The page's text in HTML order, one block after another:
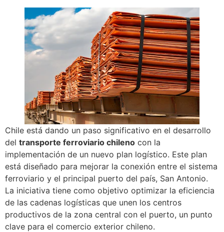
Chile está dando un paso significativo en el desarrollo
del transporte ferroviario chileno con la
implementación de un nuevo plan logístico. Este plan
está diseñado para mejorar la conexión entre el sistema
ferroviario y el principal puerto del país, San Antonio.
La iniciativa tiene como objetivo optimizar la eficiencia
de las cadenas logísticas que unen los centros
productivos de la zona central con el puerto, un punto
clave para el comercio exterior chileno.